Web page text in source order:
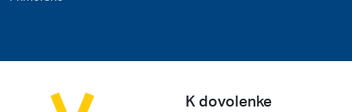
K dovolenke